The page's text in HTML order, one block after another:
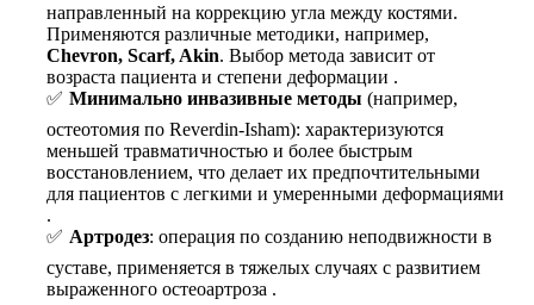
направленный на коррекцию угла между костями.
Применяются различные методики, например,
Chevron, Scarf, Akin. Выбор метода зависит от
возраста пациента и степени деформации .
Минимально инвазивные методы (например,
остеотомия по Reverdin-Isham): характеризуются
меньшей травматичностью и более быстрым
восстановлением, что делает их предпочтительными
для пациентов с легкими и умеренными деформациями
.
Артродез: операция по созданию неподвижности в
суставе, применяется в тяжелых случаях с развитием
выраженного остеоартроза .